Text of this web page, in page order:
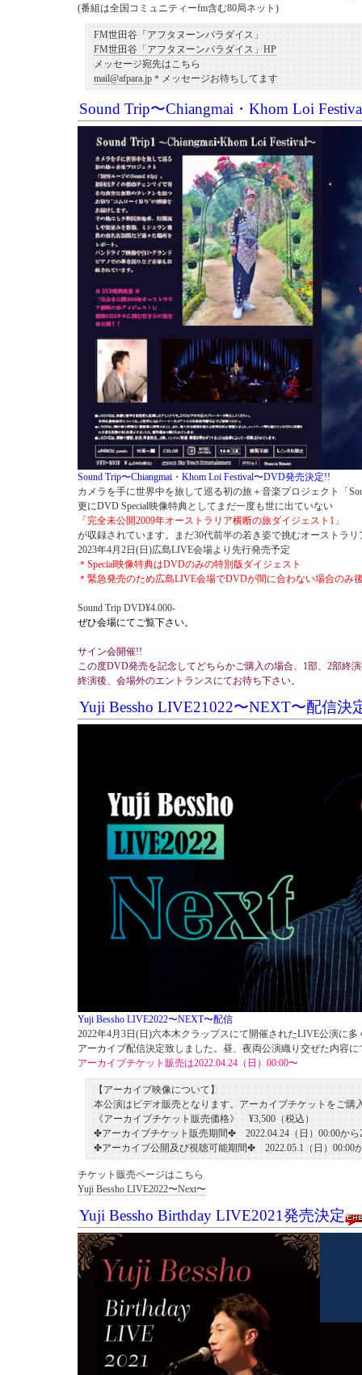
(番組は全国コミュニティーfm含む80局ネット)
FM世田谷「アフタヌーンパラダイス」
FM世田谷「アフタヌーンパラダイス」HP
メッセージ宛先はこちら
mail@afpara.jp＊メッセージお待ちしてます
Sound Trip〜Chiangmai・Khom Loi
Sound Trip〜Chiangmai・Khom Loi Festival〜DVD発売決定!!
カメラを手に世界中を旅して巡る初の旅＋音楽プロジェクト「
更にDVD Special映像特典としてまだ一度も世に出ていない
「完全未公開2009年オーストラリア横断の旅ダイジェスト1」
が収録されています。まだ30代前半の若き姿で挑むオーストラ
2023年4月2日(日)広島LIVE会場より先行発売予定
＊Special映像特典はDVDのみの特別版ダイジェスト
＊緊急発売のため広島LIVE会場でDVDが間に合わない場合のみ
Sound Trip DVD¥4.000-
ぜひ会場にてご覧下さい。
サイン会開催!!
この度DVD発売を記念してどちらかご購入の場合、1部、2部終
終演後、会場外のエントランスにてお待ち下さい。
Yuji Bessho LIVE21022〜NEXT〜配信決
Yuji Bessho LIVE2022〜NEXT〜配信
2022年4月3日(日)六本木クラップスにて開催されたLIVE公演に
アーカイブ配信決定致しました。昼、夜両公演織り交ぜた内容
アーカイブチケット販売は2022.04.24（日）00:00〜
【アーカイブ映像について】
本公演はビデオ販売となります。アーカイブチケットをご
《アーカイブチケット販売価格》 ¥3,500（税込）
✤アーカイブチケット販売期間✤ 2022.04.24（日）00:00から
✤アーカイブ公開及び視聴可能期間✤ 2022.05.1（日）00:00か
チケット販売ページはこちら
Yuji Bessho LIVE2022〜Next〜
Yuji Bessho Birthday LIVE2021発売決定